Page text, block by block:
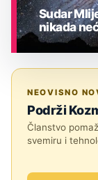
Sudar
nikada
NEOVISNO
Podrži
Članstvo
svemiru i